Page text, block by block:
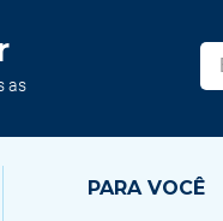
as
PARA VOCÊ